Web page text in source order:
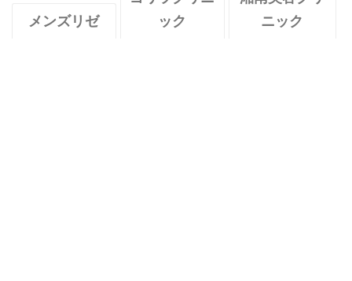
メンズリゼ
ック
ニック